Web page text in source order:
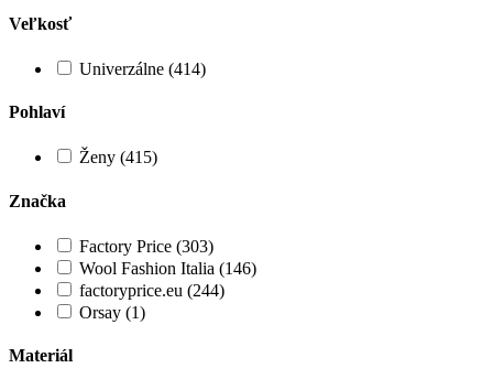
Veľkosť
Univerzálne (414)
Pohlaví
Ženy (415)
Značka
Factory Price (303)
Wool Fashion Italia (146)
factoryprice.eu (244)
Orsay (1)
Materiál